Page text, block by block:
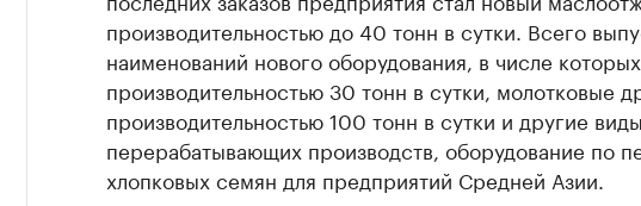
производительностью до 40 тонн в сутки. Всего
наименований нового оборудования, в числе
производительностью 30 тонн в сутки, молотковые
производительностью 100 тонн в сутки и другие
перерабатывающих производств, оборудование по
хлопковых семян для предприятий Средней Азии.